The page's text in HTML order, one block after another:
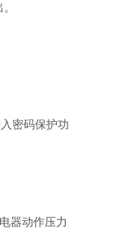
密码保护功
器动作压力